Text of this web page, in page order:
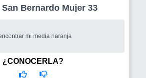
Maipo - San Bernardo Mujer 33
mi media naranja
¿CONOCERLA?